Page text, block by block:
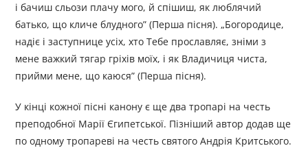
і бачиш сльози плачу мого, й спішиш, як люблячий
батько, що кличе блудного” (Перша пісня). „Богородице,
надіє і заступнице усіх, хто Тебе прославляє, зніми з
мене важкий тягар гріхів моїх, і як Владичиця чиста,
прийми мене, що каюся” (Перша пісня).
У кінці кожної пісні канону є ще два тропарі на честь
преподобної Марії Єгипетської. Пізніший автор додав ще
по одному тропареві на честь святого Андрія Критського.